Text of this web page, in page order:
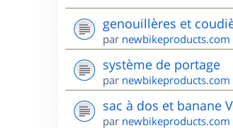
genouillères et
par newbikeproducts.com
système de portage
par newbikeproducts.com
sac à dos et banane
par newbikeproducts.com